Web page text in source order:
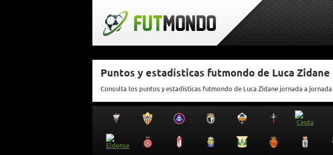
Puntos y estadísticas futmondo de Luca Zidane
Consulta los puntos y estadísticas futmondo de Luca Zidane jornada a jornada